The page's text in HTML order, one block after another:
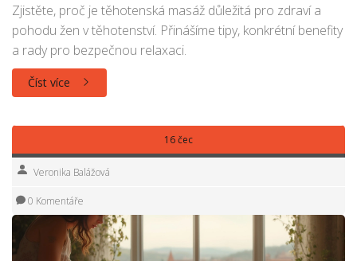
Zjistěte, proč je těhotenská masáž důležitá pro zdraví a
pohodu žen v těhotenství. Přinášíme tipy, konkrétní benefity
a rady pro bezpečnou relaxaci.
Číst více
16 čec
Veronika Balážová
0 Komentáře